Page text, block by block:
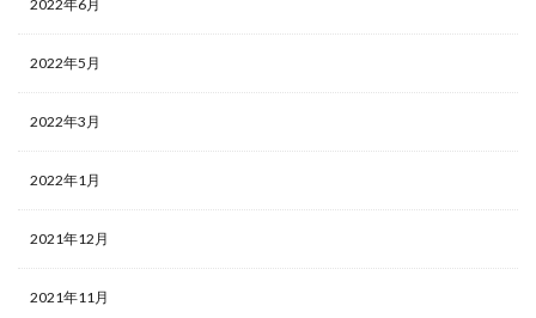
2022年6月
2022年5月
2022年3月
2022年1月
2021年12月
2021年11月